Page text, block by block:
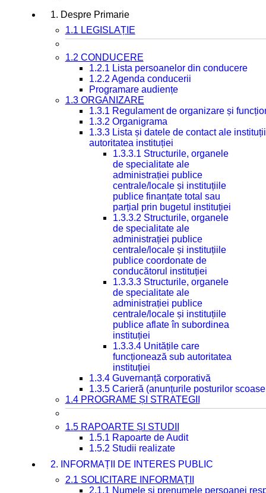
1. Despre Primarie
1.1 LEGISLAȚIE
1.2 CONDUCERE
1.2.1 Lista persoanelor din conducere
1.2.2 Agenda conducerii
Programare audiențe
1.3 ORGANIZARE
1.3.1 Regulament de organizare și
1.3.2 Organigrama
1.3.3 Lista și datele de contact ale
autoritatea instituției
1.3.3.1 Structurile, organele
de specialitate ale
administrației publice
centrale/locale și instituțiile
publice finanțate total sau
parțial prin bugetul instituției
1.3.3.2 Structurile, organele
de specialitate ale
administrației publice
centrale/locale și instituțiile
publice coordonate de
conducătorul instituției
1.3.3.3 Structurile, organele
de specialitate ale
administrației publice
centrale/locale și instituțiile
publice aflate în subordinea
instituției
1.3.3.4 Unitățile care
funcționează sub autoritatea
instituției
1.3.4 Guvernanță corporativă
1.3.5 Carieră (anunțurile posturilor
1.4 PROGRAME ȘI STRATEGII
1.5 RAPOARTE ȘI STUDII
1.5.1 Rapoarte de Audit
1.5.2 Studii realizate
2. INFORMAȚII DE INTERES PUBLIC
2.1 SOLICITARE INFORMAȚII
2.1.1 Numele și prenumele persoanei